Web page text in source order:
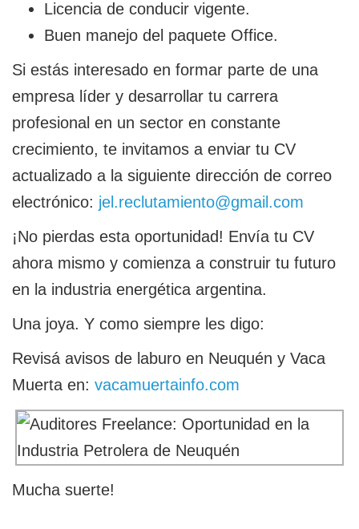
Licencia de conducir vigente.
Buen manejo del paquete Office.
Si estás interesado en formar parte de una
empresa líder y desarrollar tu carrera
profesional en un sector en constante
crecimiento, te invitamos a enviar tu CV
actualizado a la siguiente dirección de correo
electrónico: jel.reclutamiento@gmail.com
¡No pierdas esta oportunidad! Envía tu CV
ahora mismo y comienza a construir tu futuro
en la industria energética argentina.
Una joya. Y como siempre les digo:
Revisá avisos de laburo en Neuquén y Vaca
Muerta en: vacamuertainfo.com
Mucha suerte!